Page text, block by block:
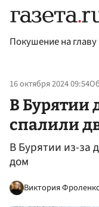
Покушение на
16 октября 2024 09:54
В Бурятии
спалили
В Бурятии из-за
дом
Виктория